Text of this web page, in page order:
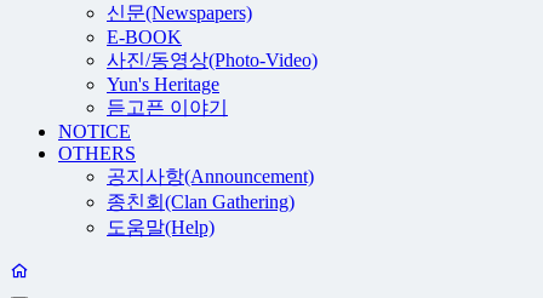
신문(Newspapers)
E-BOOK
사진/동영상(Photo-Video)
Yun's Heritage
듣고픈 이야기
NOTICE
OTHERS
공지사항(Announcement)
종친회(Clan Gathering)
도움말(Help)